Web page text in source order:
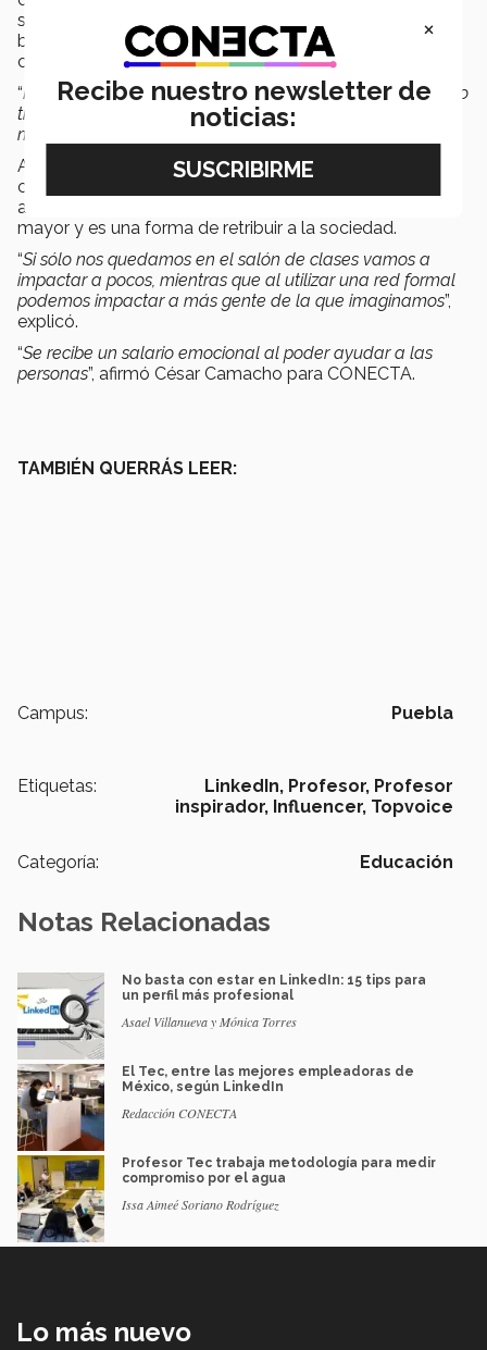
semestre en el que no pudo dar clases, por lo que
buscó una alternativa para continuar compartiendo
conocimiento con sus alumnos.
“Me di cuenta de que dedicándole más o menos el mismo
tiempo que le dedicaba a mi clase podía impactar a
muchas más personas
Además, explicó que la importancia de trasladar sus
conocimientos a una red social formal radica en que el
alcance que se puede llegar tener puede ser mucho
mayor y es una forma de retribuir a la sociedad.
“Si sólo nos quedamos en el salón de clases vamos a
impactar a pocos, mientras que al utilizar una red formal
podemos impactar a más gente de la que imaginamos”,
explicó.
“Se recibe un salario emocional al poder ayudar a las
personas”, afirmó César Camacho para CONECTA.
TAMBIÉN QUERRÁS LEER:
Campus: Puebla
Etiquetas: LinkedIn, Profesor, Profesor
inspirador, Influencer, Topvoice
Categoría: Educación
Notas Relacionadas
No basta con estar en LinkedIn: 15 tips para
un perfil más profesional
Asael Villanueva y Mónica Torres
El Tec, entre las mejores empleadoras de
México, según LinkedIn
Redacción CONECTA
Profesor Tec trabaja metodología para medir
compromiso por el agua
Issa Aimeé Soriano Rodríguez
Lo más nuevo
×
Recibe nuestro newsletter de
noticias: